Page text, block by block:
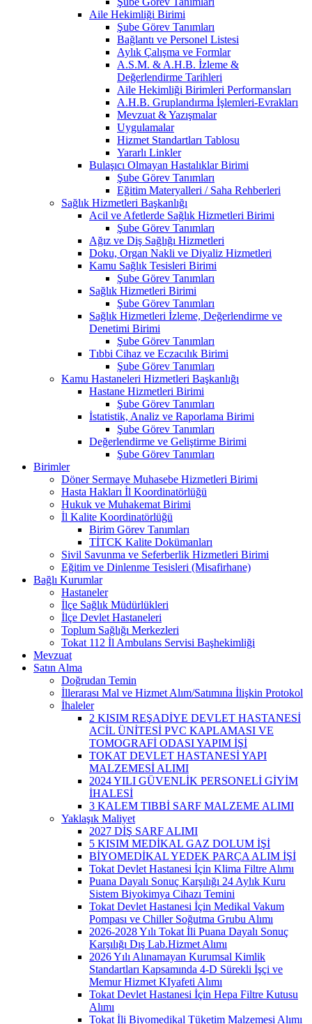
Aile Hekimliği Birimi
Şube Görev Tanımları
Bağlantı ve Personel Listesi
Aylık Çalışma ve Formlar
A.S.M. & A.H.B. İzleme &
Değerlendirme Tarihleri
Aile Hekimliği Birimleri Performansları
A.H.B. Gruplandırma İşlemleri-Evrakları
Mevzuat & Yazışmalar
Uygulamalar
Hizmet Standartları Tablosu
Yararlı Linkler
Bulaşıcı Olmayan Hastalıklar Birimi
Şube Görev Tanımları
Eğitim Materyalleri / Saha Rehberleri
Sağlık Hizmetleri Başkanlığı
Acil ve Afetlerde Sağlık Hizmetleri Birimi
Şube Görev Tanımları
Ağız ve Diş Sağlığı Hizmetleri
Doku, Organ Nakli ve Diyaliz Hizmetleri
Kamu Sağlık Tesisleri Birimi
Şube Görev Tanımları
Sağlık Hizmetleri Birimi
Şube Görev Tanımları
Sağlık Hizmetleri İzleme, Değerlendirme ve
Denetimi Birimi
Şube Görev Tanımları
Tıbbi Cihaz ve Eczacılık Birimi
Şube Görev Tanımları
Kamu Hastaneleri Hizmetleri Başkanlığı
Hastane Hizmetleri Birimi
Şube Görev Tanımları
İstatistik, Analiz ve Raporlama Birimi
Şube Görev Tanımları
Değerlendirme ve Geliştirme Birimi
Şube Görev Tanımları
Birimler
Döner Sermaye Muhasebe Hizmetleri Birimi
Hasta Hakları İl Koordinatörlüğü
Hukuk ve Muhakemat Birimi
İl Kalite Koordinatörlüğü
Birim Görev Tanımları
TİTCK Kalite Dokümanları
Sivil Savunma ve Seferberlik Hizmetleri Birimi
Eğitim ve Dinlenme Tesisleri (Misafirhane)
Bağlı Kurumlar
Hastaneler
İlçe Sağlık Müdürlükleri
İlçe Devlet Hastaneleri
Toplum Sağlığı Merkezleri
Tokat 112 İl Ambulans Servisi Başhekimliği
Mevzuat
Satın Alma
Doğrudan Temin
İllerarası Mal ve Hizmet Alım/Satımına İlişkin Protokol
İhaleler
2 KISIM REŞADİYE DEVLET HASTANESİ
ACİL ÜNİTESİ PVC KAPLAMASI VE
TOMOGRAFİ ODASI YAPIM İŞİ
TOKAT DEVLET HASTANESİ YAPI
MALZEMESİ ALIMI
2024 YILI GÜVENLİK PERSONELİ GİYİM
İHALESİ
3 KALEM TIBBİ SARF MALZEME ALIMI
Yaklaşık Maliyet
2027 DİŞ SARF ALIMI
5 KISIM MEDİKAL GAZ DOLUM İŞİ
BİYOMEDİKAL YEDEK PARÇA ALIM İŞİ
Tokat Devlet Hastanesi İçin Klima Filtre Alımı
Puana Dayalı Sonuç Karşılığı 24 Aylık Kuru
Sistem Biyokimya Cihazı Temini
Tokat Devlet Hastanesi İçin Medikal Vakum
Pompası ve Chiller Soğutma Grubu Alımı
2026-2028 Yılı Tokat İli Puana Dayalı Sonuç
Karşılığı Dış Lab.Hizmet Alımı
2026 Yılı Alınamayan Kurumsal Kimlik
Standartları Kapsamında 4-D Sürekli İşçi ve
Memur Hizmet KIyafeti Alımı
Tokat Devlet Hastanesi İçin Hepa Filtre Kutusu
Alımı
Tokat İli Biyomedikal Tüketim Malzemesi Alımı